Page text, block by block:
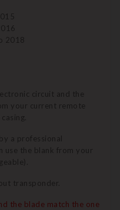
2018
circuit and the
your current remote
a professional
use the blank from your
transponder.
the blade match the one